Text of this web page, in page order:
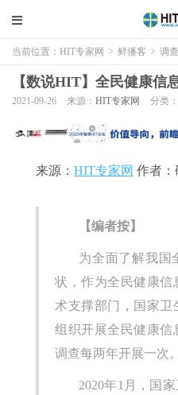
当前位置： HIT专家网 > 鲜播客 > 调
【数说HIT】全民健康信
2021-09-26 来源： HIT专家网 分类：
来源： HIT专家网 作者：
【编者按】
为全面了解我国
状，作为全民健康信
术支撑部门，国家卫
组织开展全民健康信
调查每两年开展一次。
2020年1月，国